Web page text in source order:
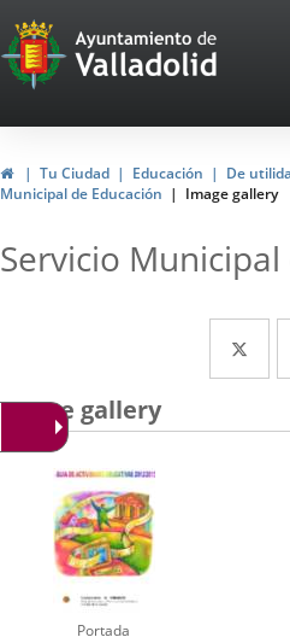
Portal
Web
del
Ayuntamiento
de
Valladolid
HomeTu Ciudad Educación De
Municipal de Educación
Image gallery
Servicio
a
Image gallery
Portada